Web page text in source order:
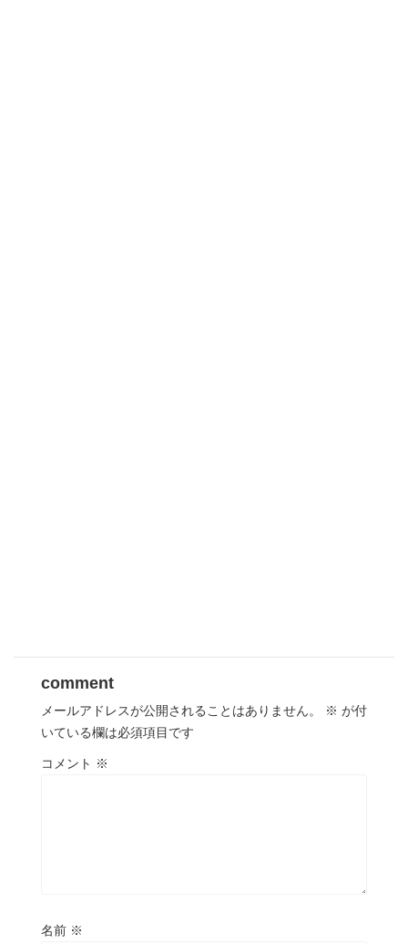
comment
メールアドレスが公開されることはありません。 ※ が付
いている欄は必須項目です
コメント ※
名前 ※